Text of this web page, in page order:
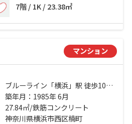
7階 / 1K / 23.38㎡
マンション
ブルーライン「横浜」駅 徒歩10分
相鉄本線「横浜」駅 徒歩12分 相鉄
本線「平沼橋」駅 徒歩13分
築年月：1985年 6月
27.84㎡/鉄筋コンクリート
神奈川県横浜市西区楠町